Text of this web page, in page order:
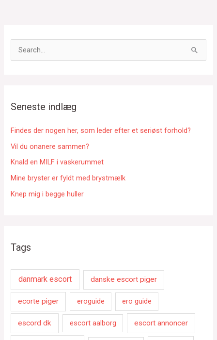
ø
f
e
r
:
Seneste indlæg
Findes der nogen her, som leder efter et seriøst forhold?
Vil du onanere sammen?
Knald en MILF i vaskerummet
Mine bryster er fyldt med brystmælk
Knep mig i begge huller
Tags
danmark escort danske escort piger
ecorte piger eroguide ero guide
escord dk escort aalborg escort annoncer